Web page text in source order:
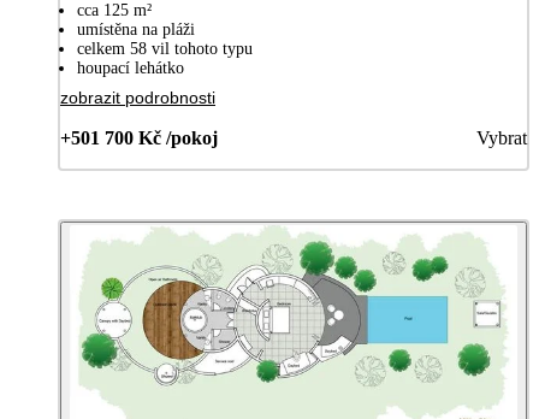
cca 125 m²
umístěna na pláži
celkem 58 vil tohoto typu
houpací lehátko
zobrazit podrobnosti
+501 700 Kč /pokoj Vybrat